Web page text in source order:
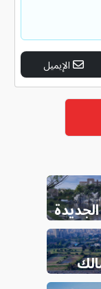
الإيميل
الجديدة